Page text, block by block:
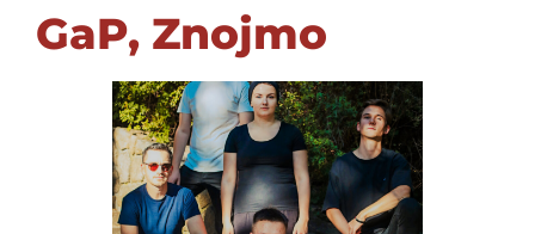
GaP, Znojmo